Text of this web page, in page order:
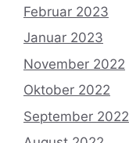
Februar 2023
Januar 2023
November 2022
Oktober 2022
September 2022